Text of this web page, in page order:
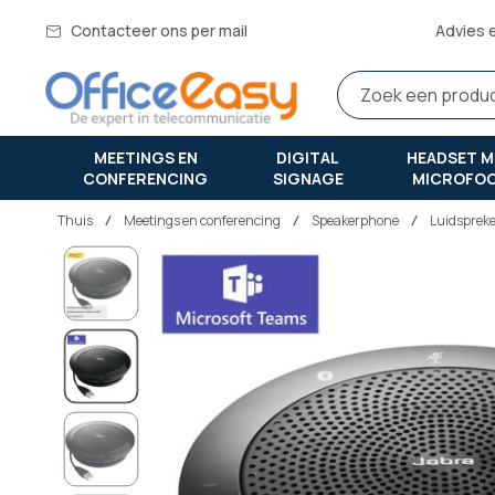
Contacteer ons per mail Advies
MEETINGS EN
CONFERENCING
DIGITAL
SIGNAGE
HEADSET
Thuis meetings en conferencing Speakerphone
Ga
naar
het
einde
van
de
afbeeldingen-
gallerij